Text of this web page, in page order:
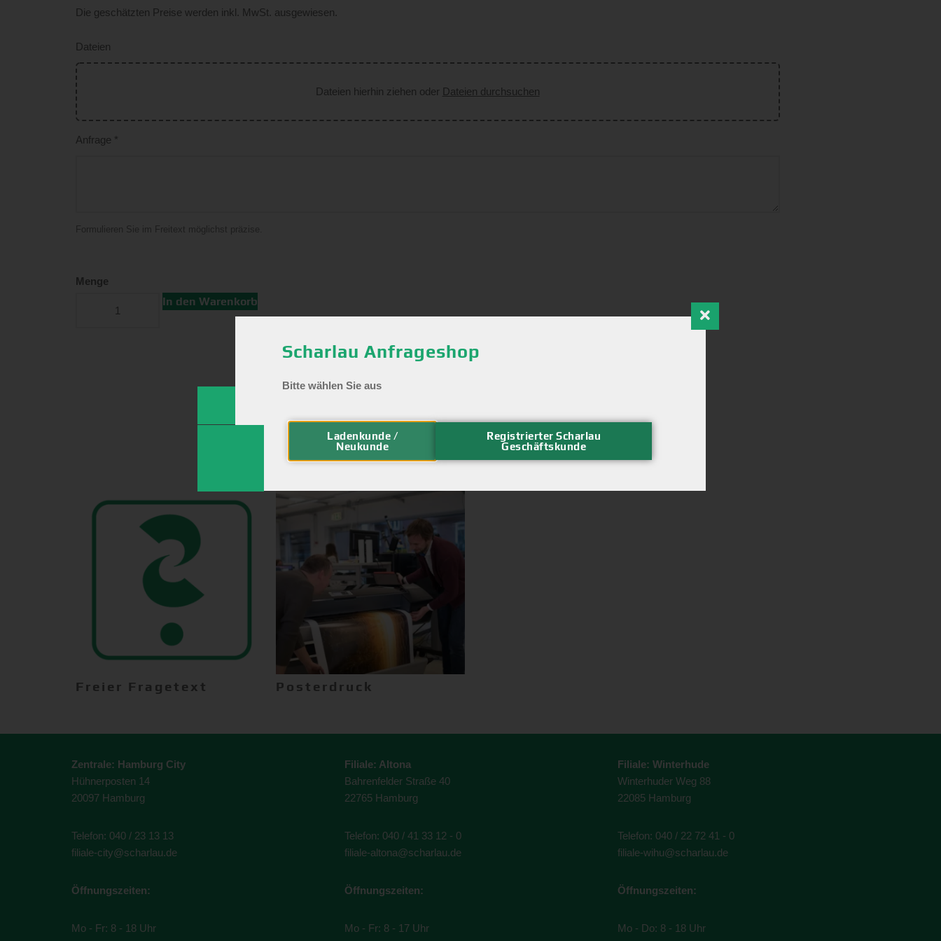
Die geschätzten Preise werden inkl. MwSt. ausgewiesen.
Dateien
Dateien hierhin ziehen oder Dateien durchsuchen
Anfrage *
Formulieren Sie im Freitext möglichst präzise.
Menge
In den Warenkorb
Freier Fragetext Posterdruck
Zentrale: Hamburg City
Hühnerposten 14
20097 Hamburg
Telefon: 040 / 23 13 13
filiale-city@scharlau.de
Öffnungszeiten:
Mo - Fr: 8 - 18 Uhr
Filiale: Altona
Bahrenfelder Straße 40
22765 Hamburg
Telefon: 040 / 41 33 12 - 0
filiale-altona@scharlau.de
Öffnungszeiten:
Mo - Fr: 8 - 17 Uhr
Filiale: Winterhude
Winterhuder Weg 88
22085 Hamburg
Telefon: 040 / 22 72 41 - 0
filiale-wihu@scharlau.de
Öffnungszeiten:
Mo - Do: 8 - 18 Uhr
Scharlau Anfrageshop
Bitte wählen Sie aus
Ladenkunde /
Neukunde
Registrierter Scharlau
Geschäftskunde